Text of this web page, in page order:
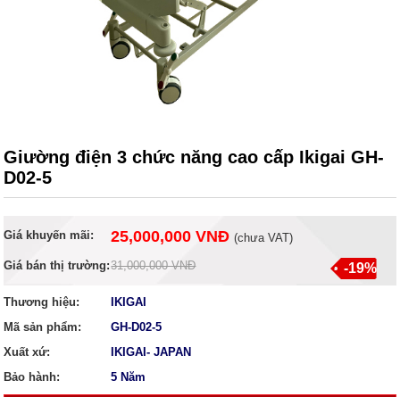
Giường điện 3 chức năng cao cấp Ikigai GH-
D02-5
Giá khuyến mãi: 25,000,000 VNĐ (chưa VAT)
Giá bán thị trường:31,000,000 VNĐ -19%
Thương hiệu:
IKIGAI
Mã sản phẩm:
GH-D02-5
Xuất xứ:
IKIGAI- JAPAN
Bảo hành:
5 Năm